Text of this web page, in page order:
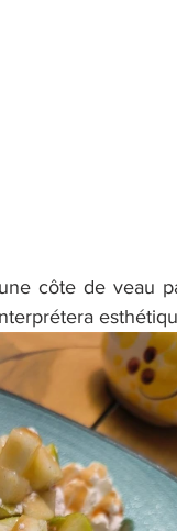
côte de veau